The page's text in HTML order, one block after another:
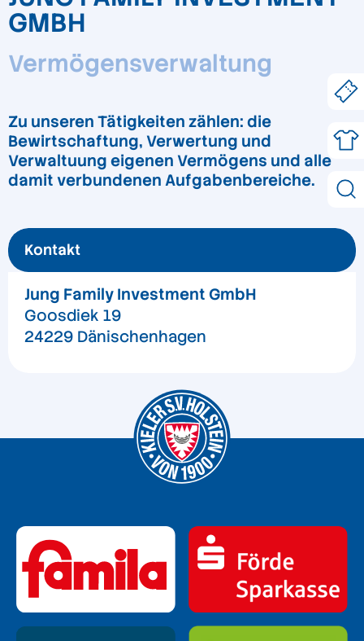
GMBH
Vermögensverwaltung
Zu unseren Tätigkeiten zählen: die
Bewirtschaftung, Verwertung und
Verwaltuung eigenen Vermögens und alle
damit verbundenen Aufgabenbereiche.
Kontakt
Jung Family Investment GmbH
Goosdiek 19
24229 Dänischenhagen